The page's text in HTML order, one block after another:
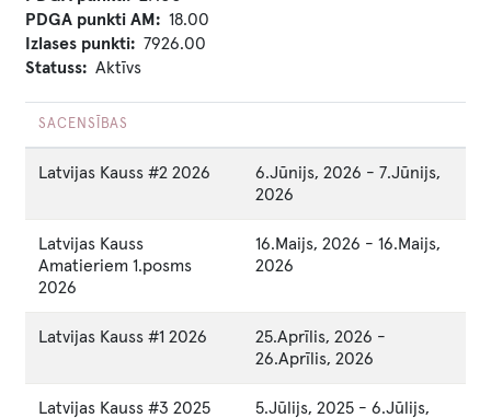
PDGA punkti AM
18.00
Izlases punkti
7926.00
Statuss
Aktīvs
SACENSĪBAS
Latvijas Kauss #2 2026 6.Jūnijs, 2026 - 7.Jūnijs,
2026
Latvijas Kauss
Amatieriem 1.posms
2026
16.Maijs, 2026 - 16.Maijs,
2026
Latvijas Kauss #1 2026 25.Aprīlis, 2026 -
26.Aprīlis, 2026
Latvijas Kauss #3 2025 5.Jūlijs, 2025 - 6.Jūlijs,